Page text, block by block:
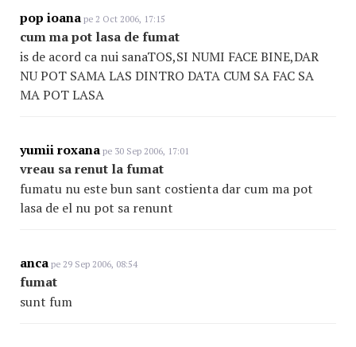
pop ioana pe 2 Oct 2006, 17:15
cum ma pot lasa de fumat
is de acord ca nui sanaTOS,SI NUMI FACE BINE,DAR
NU POT SAMA LAS DINTRO DATA CUM SA FAC SA
MA POT LASA
yumii roxana pe 30 Sep 2006, 17:01
vreau sa renut la fumat
fumatu nu este bun sant costienta dar cum ma pot
lasa de el nu pot sa renunt
anca pe 29 Sep 2006, 08:54
fumat
sunt fum